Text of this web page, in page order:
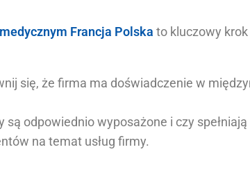
Francja Polska to kluczowy
się, że firma ma doświadczenie w
są odpowiednio wyposażone i czy
na temat usług firmy.